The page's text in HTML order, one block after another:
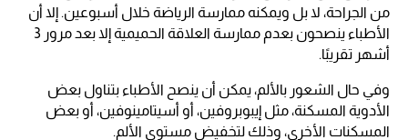
من الجراحة، لا بل ويمكنه ممارسة الرياضة خلال أسبوعين. إلا أن
الأطباء ينصحون بعدم ممارسة العلاقة الحميمية إلا بعد مرور 3
أشهر تقريبًا.
وفي حال الشعور بالألم، يمكن أن ينصح الأطباء بتناول بعض
الأدوية المسكنة، مثل إيبوبروفين، أو أسيتامينوفين، أو بعض
المسكنات الأخرى، وذلك لتخفيض مستوى الألم.